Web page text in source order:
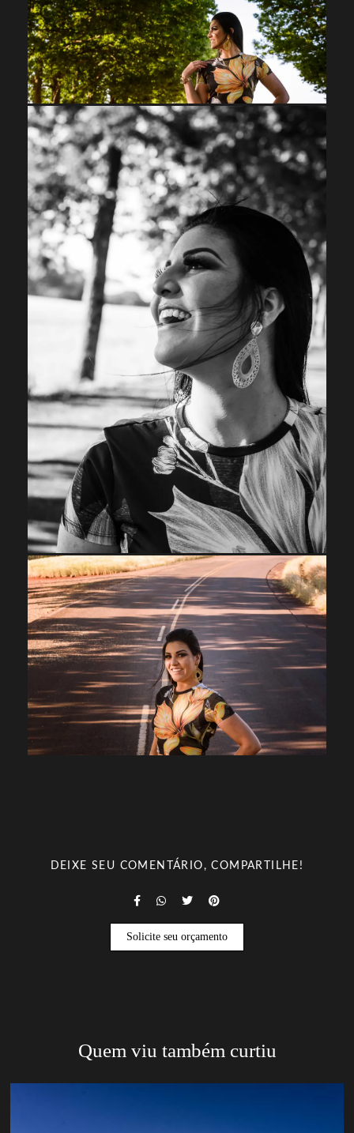
DEIXE SEU COMENTÁRIO, COMPARTILHE!
Solicite seu orçamento
Quem viu também curtiu